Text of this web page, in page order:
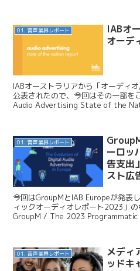
01. 音声業界レポート
IABオ
オーデ
IABオーストラリアから「オーディ
公表されたので、今回はその一部
Audio Advertising State of the
01. 音声業界レポート
ーロッ
告支出
スト広
今回はGroupMとIAB Europeが発表
ィックオーディオレポート2023」の
GroupM / The 2023
01. 音声業界レポート
メディ
ッドキ